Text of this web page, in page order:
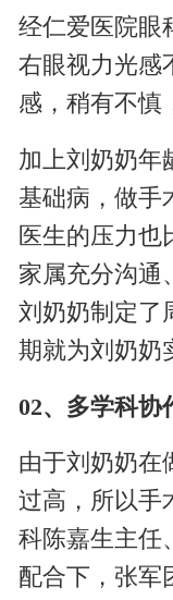
经仁爱医院眼
右眼视力光感
感，稍有不慎
加上刘奶奶年
基础病，做手
医生的压力也
家属充分沟通
刘奶奶制定了
期就为刘奶奶
02、多学科协
由于刘奶奶在
过高，所以手
科陈嘉生主任
配合下，张军